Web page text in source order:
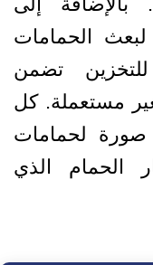
الحمامات
تضمن
مستعملة. كل
ذلك من خلال أكثر من 85 صورة لحمامات
الحمام الذي